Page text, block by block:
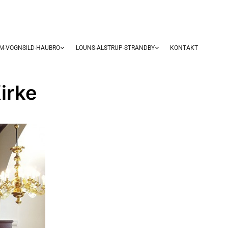
VOGNSILD-HAUBRO LOUNS-ALSTRUP-STRANDBY KONTAKT